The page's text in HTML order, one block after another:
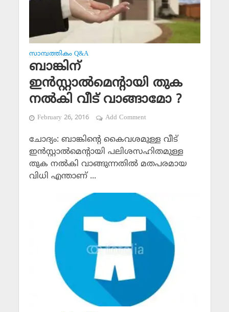
സാമ്പത്തികം Q&A
ബാങ്കിന്
ഇന്‍സ്റ്റാല്‍മെന്റായി തുക
നല്‍കി വീട് വാങ്ങാമോ ?
February 26, 2016 Add Comment
ചോദ്യം: ബാങ്കിന്റെ കൈവശമുള്ള വീട്
ഇന്‍സ്റ്റാല്‍മെന്റായി പലിശസഹിതമുള്ള
തുക നല്‍കി വാങ്ങുന്നതില്‍ മതപരമായ
വിധി എന്താണ് ...